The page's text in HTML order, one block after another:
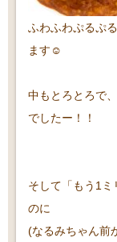
ふわふわぷるぷ
ます☺️
中もとろとろで
でしたー！！
そして「もう1
のに
(なるみちゃん前